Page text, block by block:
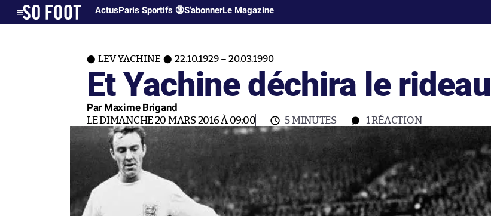
ActusParis Sportifs 🔞S'abonnerLe Magazine
LEV YACHINE 22.10.1929 – 20.03.1990
Et Yachine déchira le rideau
Par Maxime Brigand
LE DIMANCHE 20 MARS 2016 À 09:00 5 MINUTES 1RÉACTION